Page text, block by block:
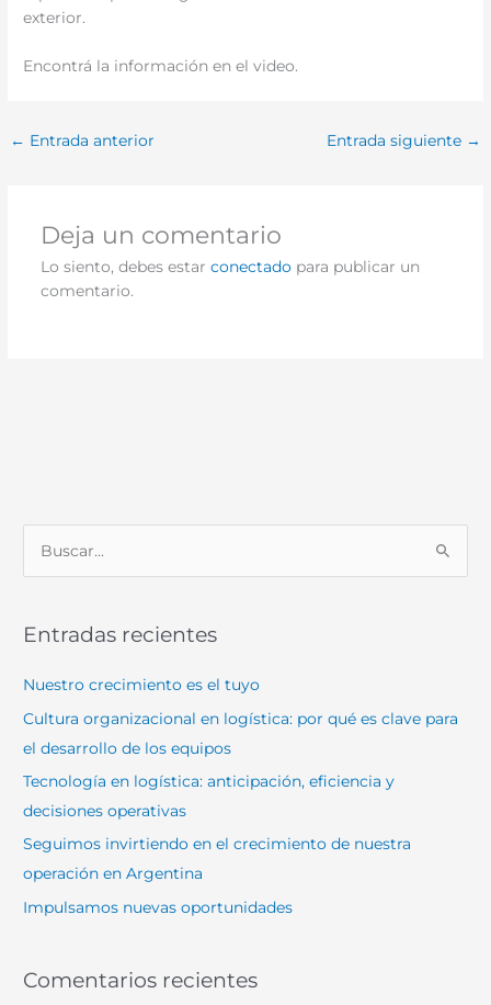
exterior.
Encontrá la información en el video.
← Entrada anterior Entrada siguiente →
Deja un comentario
Lo siento, debes estar conectadopara publicar un
comentario.
c
r
:
Entradas recientes
Nuestro crecimiento es el tuyo
Cultura organizacional en logística: por qué es clave para
el desarrollo de los equipos
Tecnología en logística: anticipación, eficiencia y
decisiones operativas
Seguimos invirtiendo en el crecimiento de nuestra
operación en Argentina
Impulsamos nuevas oportunidades
Comentarios recientes